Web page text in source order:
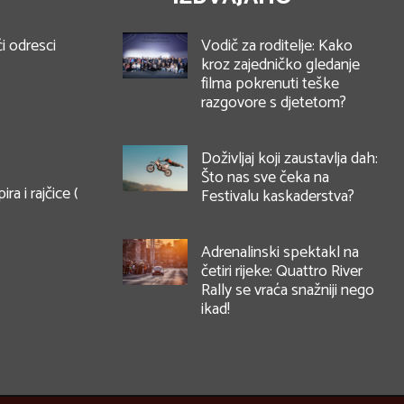
odresci
i rajčice (
Vodič za roditelje: Kako
kroz zajedničko gledanje
filma pokrenuti teške
razgovore s djetetom?
Doživljaj koji zaustavlja dah:
Što nas sve čeka na
Festivalu kaskaderstva?
Adrenalinski spektakl na
četiri rijeke: Quattro River
Rally se vraća snažniji nego
ikad!